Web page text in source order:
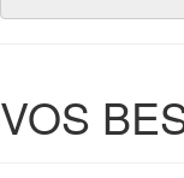
VOS